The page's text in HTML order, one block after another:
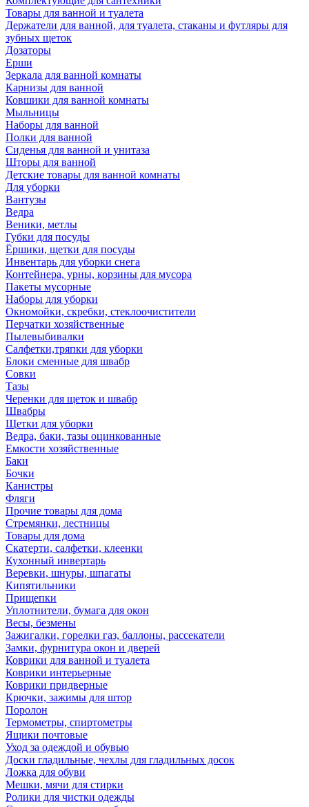
Товары для ванной и туалета
Держатели для ванной, для туалета, стаканы и футляры для
зубных щеток
Дозаторы
Ерши
Зеркала для ванной комнаты
Карнизы для ванной
Ковшики для ванной комнаты
Мыльницы
Наборы для ванной
Полки для ванной
Сиденья для ванной и унитаза
Шторы для ванной
Детские товары для ванной комнаты
Для уборки
Вантузы
Ведра
Веники, метлы
Губки для посуды
Ёршики, щетки для посуды
Инвентарь для уборки снега
Контейнера, урны, корзины для мусора
Пакеты мусорные
Наборы для уборки
Окномойки, скребки, стеклоочистители
Перчатки хозяйственные
Пылевыбивалки
Салфетки,тряпки для уборки
Блоки сменные для швабр
Совки
Тазы
Черенки для щеток и швабр
Швабры
Щетки для уборки
Ведра, баки, тазы оцинкованные
Емкости хозяйственные
Баки
Бочки
Канистры
Фляги
Прочие товары для дома
Стремянки, лестницы
Товары для дома
Скатерти, салфетки, клеенки
Кухонный инвертарь
Веревки, шнуры, шпагаты
Кипятильники
Прищепки
Уплотнители, бумага для окон
Весы, безмены
Зажигалки, горелки газ, баллоны, рассекатели
Замки, фурнитура окон и дверей
Коврики для ванной и туалета
Коврики интерьерные
Коврики придверные
Крючки, зажимы для штор
Поролон
Термометры, спиртометры
Ящики почтовые
Уход за одеждой и обувью
Доски гладильные, чехлы для гладильных досок
Ложка для обуви
Мешки, мячи для стирки
Ролики для чистки одежды